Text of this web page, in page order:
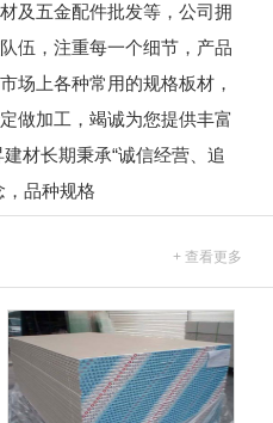
及五金配件批发等，公司拥
伍，注重每一个细节，产品
场上各种常用的规格板材，
做加工，竭诚为您提供丰富
材长期秉承“诚信经营、追
，品种规格
+ 查看更多